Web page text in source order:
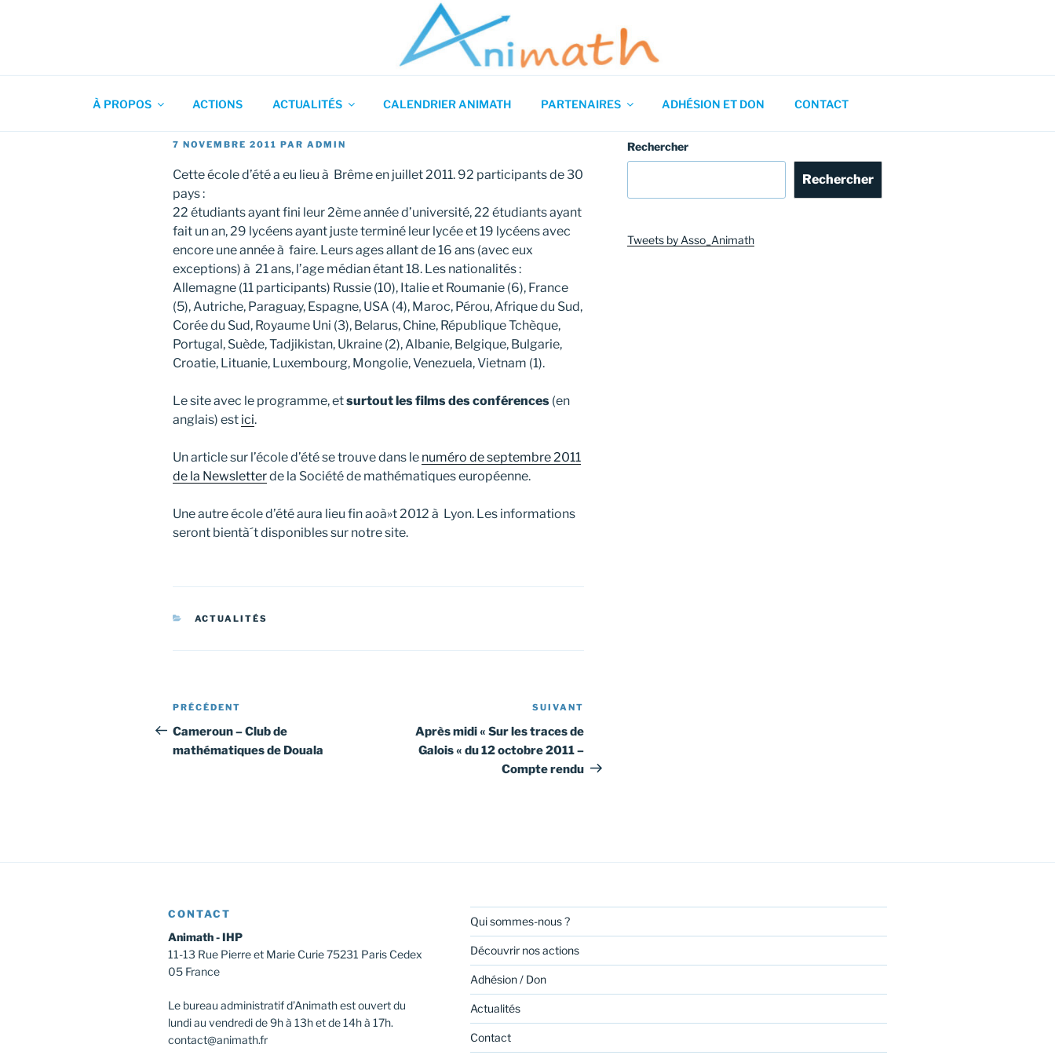
Association pour l'Animation en Mathématiques
À PROPOS ACTIONS ACTUALITÉS CALENDRIER ANIMATH PARTENAIRES ADHÉSION ET DON CONTACT
PUBLIÉ
7 NOVEMBRE 2011 PAR ADMIN
Cette école d’été a eu lieu à Brême en juillet 2011. 92 participants de 30
pays :
22 étudiants ayant fini leur 2ème année d’université, 22 étudiants ayant
fait un an, 29 lycéens ayant juste terminé leur lycée et 19 lycéens avec
encore une année à faire. Leurs ages allant de 16 ans (avec eux
exceptions) à 21 ans, l’age médian étant 18. Les nationalités :
Allemagne (11 participants) Russie (10), Italie et Roumanie (6), France
(5), Autriche, Paraguay, Espagne, USA (4), Maroc, Pérou, Afrique du Sud,
Corée du Sud, Royaume Uni (3), Belarus, Chine, République Tchèque,
Portugal, Suède, Tadjikistan, Ukraine (2), Albanie, Belgique, Bulgarie,
Croatie, Lituanie, Luxembourg, Mongolie, Venezuela, Vietnam (1).
Le site avec le programme, etsurtout les films des conférences (en
anglais) est ici.
Un article sur l’école d’été se trouve dans le numéro de septembre 2011
de la Newsletterde la Société de mathématiques européenne.
Une autre école d’été aura lieu fin aoà»t 2012 à Lyon. Les informations
seront bientà´t disponibles sur notre site.
CATÉGORIES
ACTUALITÉS
Navigation
de
l’article
Article
précédent
PRÉCÉDENT
Cameroun – Club de
mathématiques de Douala
suivant
SUIVANT
Après midi « Sur les traces de
Galois « du 12 octobre 2011 –
Compte rendu
Rechercher
Rechercher
Tweets by Asso_Animath
CONTACT
Animath - IHP
11-13 Rue Pierre et Marie Curie 75231 Paris Cedex
05 France
Le bureau administratif d’Animath est ouvert du
lundi au vendredi de 9h à 13h et de 14h à 17h.
contact@animath.fr
Qui sommes-nous ?
Découvrir nos actions
Adhésion / Don
Actualités
Contact